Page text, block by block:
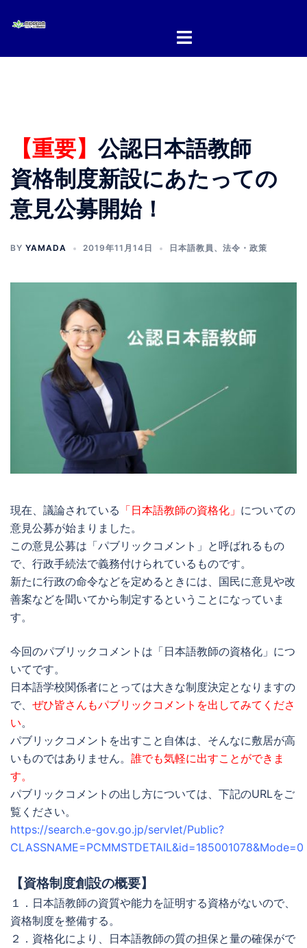
【重要】 公認日本語教師
資格制度新設にあたっての
意見公募開始！
BY YAMADA 2019年11月14日 日本語教員 、 法令・政策
現在、議論されている 「日本語教師の資格化」 についての
意見公募が始まりました。
この意見公募は「パブリックコメント」と呼ばれるもの
で、行政手続法で義務付けられているものです。
新たに行政の命令などを定めるときには、国民に意見や改
善案などを聞いてから制定するということになっていま
す。
今回のパブリックコメントは「日本語教師の資格化」につ
いてです。
日本語学校関係者にとっては大きな制度決定となりますの
で、 ぜひ皆さんもパブリックコメントを出してみてくださ
い。
パブリックコメントを出すこと自体は、そんなに敷居が高
いものではありません。 誰でも気軽に出すことができま
す。
パブリックコメントの出し方については、下記のURLをご
覧ください。
https://search.e-gov.go.jp/servlet/Public?
CLASSNAME=PCMMSTDETAIL&id=185001078&Mode=0
【資格制度創設の概要】
１．日本語教師の資質や能力を証明する資格がないので、
資格制度を整備する。
２．資格化により、日本語教師の質の担保と量の確保がで